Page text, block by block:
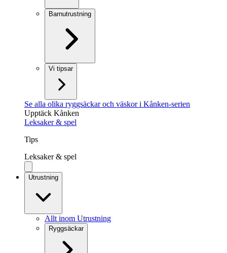
Barnutrustning
Vi tipsar
Se alla olika ryggsäckar och väskor i Kånken-serien
Upptäck Kånken
Leksaker & spel
Tips
Leksaker & spel
Utrustning
Allt inom Utrustning
Ryggsäckar